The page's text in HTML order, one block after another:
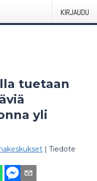
KIRJAUDU
tuetaan
yli
| Tiedote